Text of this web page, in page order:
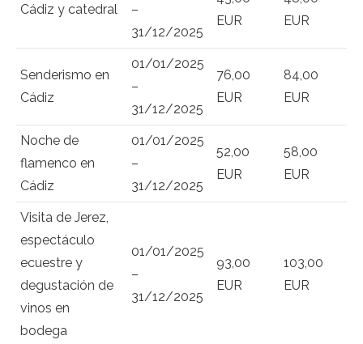
Cádiz y catedral
–
31/12/2025
EUR
EUR
Senderismo en
Cádiz
01/01/2025
–
31/12/2025
76,00
EUR
84,00
EUR
Noche de
flamenco en
Cádiz
01/01/2025
–
31/12/2025
52,00
EUR
58,00
EUR
Visita de Jerez,
espectáculo
ecuestre y
degustación de
vinos en
bodega
01/01/2025
–
31/12/2025
93,00
EUR
103,00
EUR